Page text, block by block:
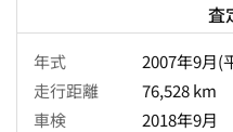
査
年式
2007年9月(
走行距離
76,528 km
車検
2018年9月